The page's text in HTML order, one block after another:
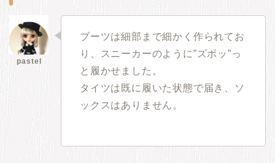
ブーツは細部まで細かく作られてお
り、スニーカーのように”ズボッ”っ
と履かせました。
タイツは既に履いた状態で届き、ソ
ックスはありません。